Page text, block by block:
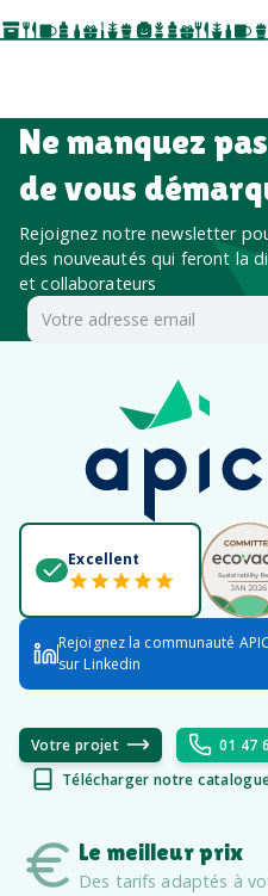
Ne manquez
de vous
Rejoignez notre newsletter
des nouveautés qui feront la
et collaborateurs
Excellent
Rejoignez la communauté APIC
sur Linkedin
Votre projet 01 47
Télécharger notre
Le meilleur prix
Des tarifs adaptés à